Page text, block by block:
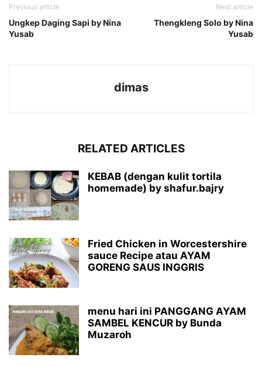
Previous article
Ungkep Daging Sapi by Nina
Yusab
Next article
Thengkleng Solo by Nina
Yusab
dimas
RELATED ARTICLES
KEBAB (dengan kulit tortila
homemade) by shafur.bajry
Fried Chicken in Worcestershire
sauce Recipe atau AYAM
GORENG SAUS INGGRIS
menu hari ini PANGGANG AYAM
SAMBEL KENCUR by Bunda
Muzaroh